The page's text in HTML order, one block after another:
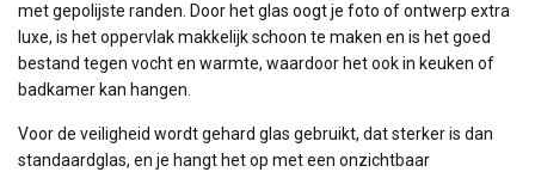
met gepolijste randen. Door het glas oogt je foto of ontwerp extra
luxe, is het oppervlak makkelijk schoon te maken en is het goed
bestand tegen vocht en warmte, waardoor het ook in keuken of
badkamer kan hangen.
Voor de veiligheid wordt gehard glas gebruikt, dat sterker is dan
standaardglas, en je hangt het op met een onzichtbaar